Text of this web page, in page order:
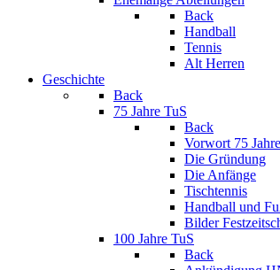
Back
Handball
Tennis
Alt Herren
Geschichte
Back
75 Jahre TuS
Back
Vorwort 75
Die Gründung
Die Anfänge
Tischtennis
Handball und
Bilder
100 Jahre TuS
Back